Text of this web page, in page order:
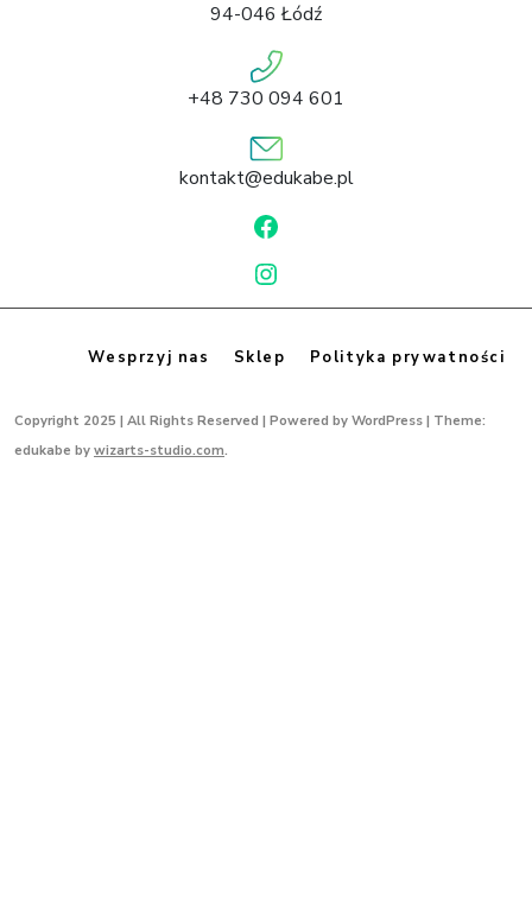
94-046 Łódź
+48 730 094 601
kontakt@edukabe.pl
F
a
c
b
o
I
n
s
a
g
Wesprzyj nas Sklep Polityka prywatności
Copyright 2025 | All Rights Reserved | Powered by WordPress | Theme:
edukabe by wizarts-studio.com.